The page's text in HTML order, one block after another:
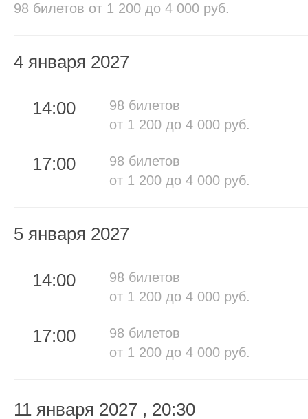
98 билетов от 1 200 до 4 000 руб.
4 января 2027
14:00
98 билетов
от 1 200 до 4 000 руб.
17:00
98 билетов
от 1 200 до 4 000 руб.
5 января 2027
14:00
98 билетов
от 1 200 до 4 000 руб.
17:00
98 билетов
от 1 200 до 4 000 руб.
11 января 2027 , 20:30